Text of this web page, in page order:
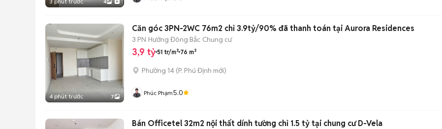
4
4 phút trước 7
Căn góc 3PN-2WC 76m2 chỉ 3.9tỷ/90% đã thanh toán tại Aurora Residences
3 PN Hướng Đông Bắc Chung cư
3,9 tỷ 51 tr/m² 76 m²
Phường 14 (P. Phú Định mới)
Phúc Phạm5.0
Bán Officetel 32m2 nội thất dính tường chỉ 1.5 tỷ tại chung cư D-Vela